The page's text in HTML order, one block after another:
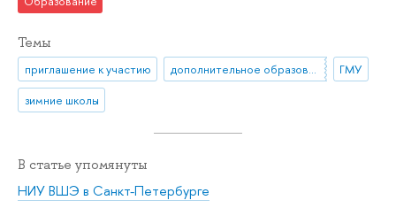
Темы
приглашение к участию дополнительное образование
ГМУ
зимние школы
В статье упомянуты
НИУ ВШЭ в Санкт-Петербурге